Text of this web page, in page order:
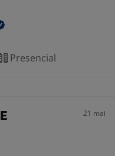
Presencial
21 mai